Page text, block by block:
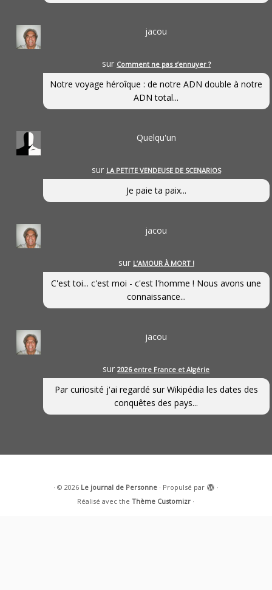
jacou
sur Comment ne pas s’ennuyer ?
Notre voyage héroîque : de notre ADN double à notre
ADN total...
Quelqu'un
sur LA PETITE VENDEUSE DE SCENARIOS
Je paie ta paix...
jacou
sur L’AMOUR À MORT !
C'est toi... c'est moi - c'est l'homme ! Nous avons une
connaissance...
jacou
sur2026 entre France et Algérie
Par curiosité j'ai regardé sur Wikipédia les dates des
conquêtes des pays...
· © 2026 Le journal de Personne· Propulsé par
·
Réalisé avec theThème Customizr ·